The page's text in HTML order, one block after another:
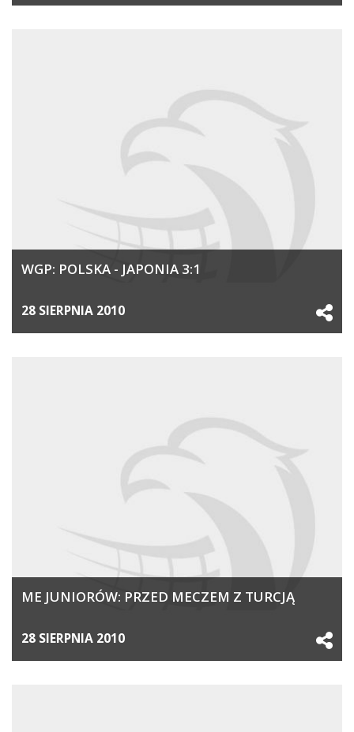
WGP: POLSKA - JAPONIA 3:1
28 SIERPNIA 2010
ME JUNIORÓW: PRZED MECZEM Z TURCJĄ
28 SIERPNIA 2010